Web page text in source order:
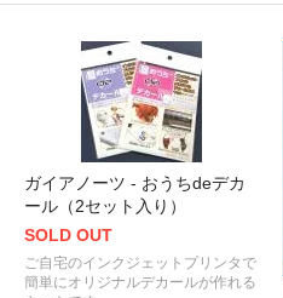
ガイアノーツ - おうちdeデカ
ール（2セット入り）
SOLD OUT
ご自宅のインクジェットプリンタで
簡単にオリジナルデカールが作れる